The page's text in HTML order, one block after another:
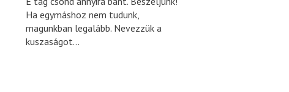
Ha egymáshoz nem tudunk,
magunkban legalább. Nevezzük a
kuszaságot...